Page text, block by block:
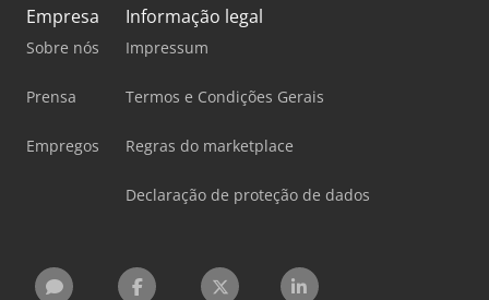
Empresa
Sobre nós
Prensa
Empregos
Informação legal
Impressum
Termos e Condições Gerais
Regras do marketplace
Declaração de proteção de dados